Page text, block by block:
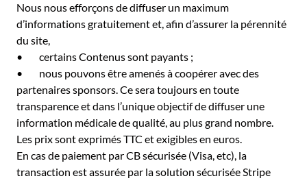
Nous nous efforçons de diffuser un maximum
d’informations gratuitement et, afin d’assurer la pérennité
du site,
• certains Contenus sont payants ;
• nous pouvons être amenés à coopérer avec des
partenaires sponsors. Ce sera toujours en toute
transparence et dans l’unique objectif de diffuser une
information médicale de qualité, au plus grand nombre.
Les prix sont exprimés TTC et exigibles en euros.
En cas de paiement par CB sécurisée (Visa, etc), la
transaction est assurée par la solution sécurisée Stripe